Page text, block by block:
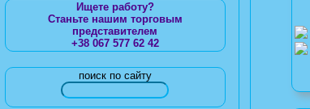
Ищете работу?
Станьте нашим торговым
представителем
+38 067 577 62 42
поиск по сайту